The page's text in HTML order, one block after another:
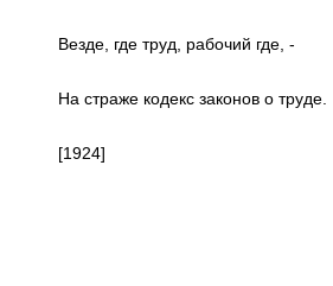
Везде, где труд, рабочий где, -
На страже кодекс законов о труде.
[1924]